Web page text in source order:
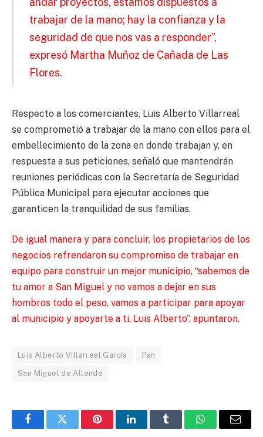
trabajar de la mano; hay la confianza y la
seguridad de que nos vas a responder”,
expresó Martha Muñoz de Cañada de Las
Flores.
Respecto a los comerciantes, Luis Alberto Villarreal
se comprometió a trabajar de la mano con ellos para el
embellecimiento de la zona en donde trabajan y, en
respuesta a sus peticiones, señaló que mantendrán
reuniones periódicas con la Secretaría de Seguridad
Pública Municipal para ejecutar acciones que
garanticen la tranquilidad de sus familias.
De igual manera y para concluir, los propietarios de los
negocios refrendaron su compromiso de trabajar en
equipo para construir un mejor municipio, “sabemos de
tu amor a San Miguel y no vamos a dejar en sus
hombros todo el peso, vamos a participar para apoyar
al municipio y apoyarte a ti, Luis Alberto”, apuntaron.
Luis Alberto Villarreal García Pan
San Miguel de Allende
FacebookTwitter PinterestLinkedInTumblr WhatsAppEmail